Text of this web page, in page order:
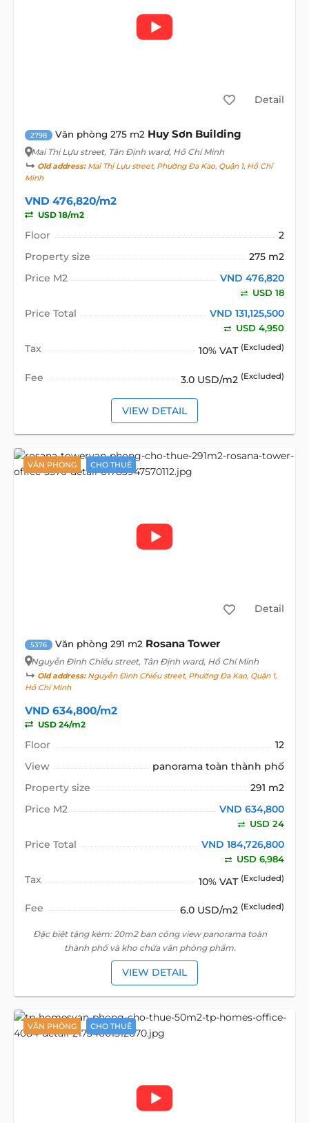
Detail
2798 Văn phòng 275 m2 Huy Sơn Building
Mai Thị Lựu street, Tân Định ward, Hồ Chí Minh
Old address:Mai Thị Lựu street, Phường Đa Kao, Quận 1, Hồ Chí
Minh
VND 476,820/m2
USD 18/m2
Floor
2
Property size
275 m2
Price M2
VND 476,820
USD 18
Price Total VND 131,125,500
USD 4,950
Tax 10% VAT (Excluded)
Fee 3.0 USD/m2 (Excluded)
VIEW DETAIL
VĂN PHÒNG CHO THUÊ
Detail
5376 Văn phòng 291 m2 Rosana Tower
Nguyễn Đình Chiểu street, Tân Định ward, Hồ Chí Minh
Old address:Nguyễn Đình Chiểu street, Phường Đa Kao, Quận 1,
Hồ Chí Minh
VND 634,800/m2
USD 24/m2
Floor
12
View
panorama toàn thành phố
Property size
291 m2
Price M2
VND 634,800
USD 24
Price Total VND 184,726,800
USD 6,984
Tax 10% VAT (Excluded)
Fee 6.0 USD/m2 (Excluded)
Đặc biệt tặng kèm: 20m2 ban công view panorama toàn
thành phố và kho chứa văn phòng phẩm.
VIEW DETAIL
VĂN PHÒNG CHO THUÊ